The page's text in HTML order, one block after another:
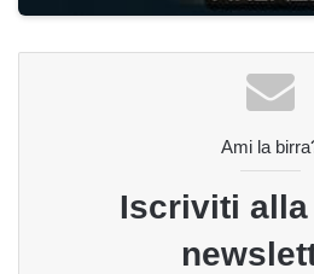
Ami la
Iscriviti